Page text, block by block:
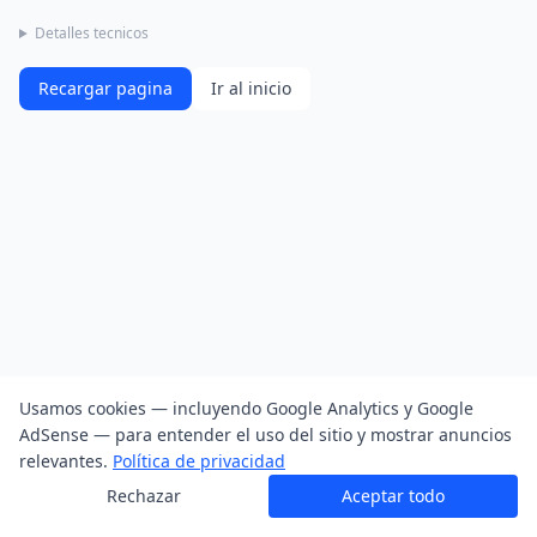
Detalles tecnicos
Recargar pagina Ir al inicio
Usamos cookies — incluyendo Google Analytics y Google
AdSense — para entender el uso del sitio y mostrar anuncios
relevantes. Política de privacidad
Rechazar
Aceptar todo